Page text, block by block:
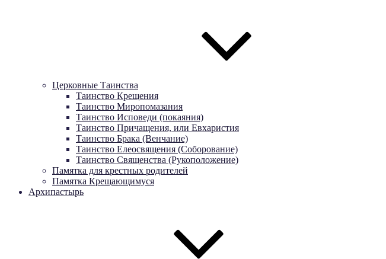
Церковные Таинства
Таинство Крещения
Таинство Миропомазания
Таинство Исповеди (покаяния)
Таинство Причащения, или Евхаристия
Таинство Брака (Венчание)
Таинство Елеосвящения (Соборование)
Таинство Священства (Рукоположение)
Памятка для крестных родителей
Памятка Крещающимуся
Архипастырь